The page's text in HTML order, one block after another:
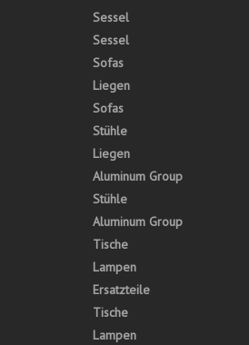
Sessel
Sessel
Sofas
Liegen
Sofas
Stühle
Liegen
Aluminum Group
Stühle
Aluminum Group
Tische
Lampen
Ersatzteile
Tische
Lampen